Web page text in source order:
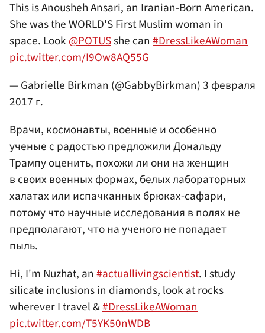
This is Anousheh Ansari, an Iranian-Born American.
She was the WORLD'S First Muslim woman in
space. Look @POTUSshe can #DressLikeAWoman
pic.twitter.com/I9Ow8AQ55G
— Gabrielle Birkman (@GabbyBirkman)3 февраля
2017 г.
Врачи, космонавты, военные и особенно
ученые с радостью предложили Дональду
Трампу оценить, похожи ли они на женщин
в своих военных формах, белых лабораторных
халатах или испачканных брюках-сафари,
потому что научные исследования в полях не
предполагают, что на ученого не попадает
пыль.
Hi, I'm Nuzhat, an #actuallivingscientist. I study
silicate inclusions in diamonds, look at rocks
wherever I travel &#DressLikeAWoman
pic.twitter.com/T5YK50nWDB